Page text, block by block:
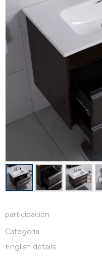
participación
Categoría
English details